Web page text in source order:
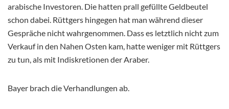
arabische Investoren. Die hatten prall gefüllte Geldbeutel
schon dabei. Rüttgers hingegen hat man während dieser
Gespräche nicht wahrgenommen. Dass es letztlich nicht zum
Verkauf in den Nahen Osten kam, hatte weniger mit Rüttgers
zu tun, als mit Indiskretionen der Araber.
Bayer brach die Verhandlungen ab.